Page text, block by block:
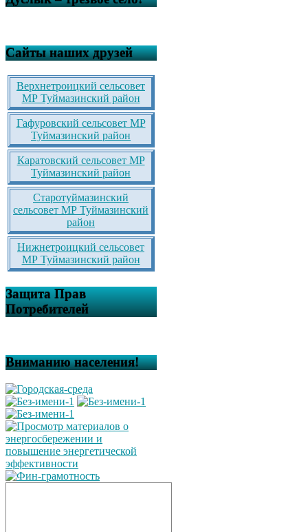
Сайты наших друзей
Верхнетроицкий сельсовет
МР Туймазинский район
Гафуровский сельсовет МР
Туймазинский район
Каратовский сельсовет МР
Туймазинский район
Старотуймазинский
сельсовет МР Туймазинский
район
Нижнетроицкий сельсовет
МР Туймазинский район
Защита Прав
Потребителей
Вниманию населения!